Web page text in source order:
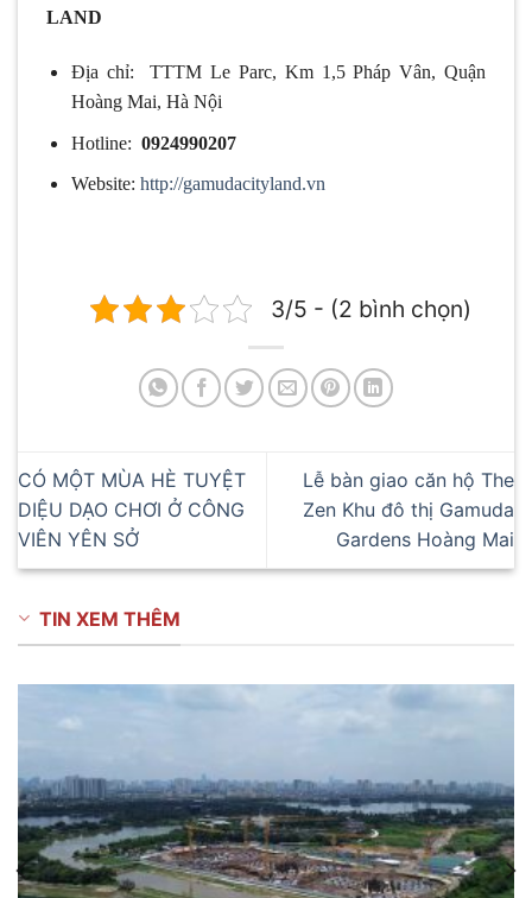
LAND
Địa chỉ: TTTM Le Parc, Km 1,5 Pháp Vân, Quận
Hoàng Mai, Hà Nội
Hotline: 0924990207
Website: http://gamudacityland.vn
3/5 - (2 bình chọn)
CÓ MỘT MÙA HÈ TUYỆT
DIỆU DẠO CHƠI Ở CÔNG
VIÊN YÊN SỞ
Lễ bàn giao căn hộ The
Zen Khu đô thị Gamuda
Gardens Hoàng Mai
TIN XEM THÊM